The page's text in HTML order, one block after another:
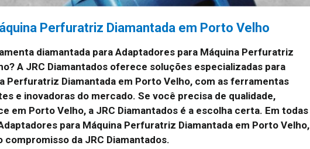
Perfuratriz Diamantada em Porto Velho
diamantada para Adaptadores para Máquina Perfuratriz
A JRC Diamantados oferece soluções especializadas para
Perfuratriz Diamantada em Porto Velho, com as ferramentas
e inovadoras do mercado. Se você precisa de qualidade,
em Porto Velho, a JRC Diamantados é a escolha certa. Em todas
para Máquina Perfuratriz Diamantada em Porto Velho,
da JRC Diamantados.